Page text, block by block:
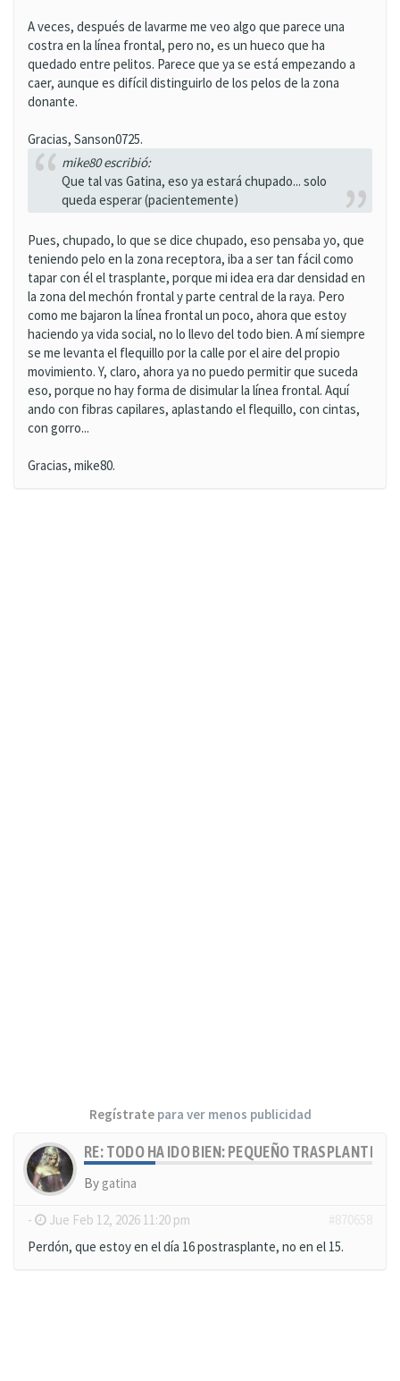
A veces, después de lavarme me veo algo que parece una
costra en la línea frontal, pero no, es un hueco que ha
quedado entre pelitos. Parece que ya se está empezando a
caer, aunque es difícil distinguirlo de los pelos de la zona
donante.
Gracias, Sanson0725.
mike80 escribió:
Que tal vas Gatina, eso ya estará chupado... solo
queda esperar (pacientemente)
Pues, chupado, lo que se dice chupado, eso pensaba yo, que
teniendo pelo en la zona receptora, iba a ser tan fácil como
tapar con él el trasplante, porque mi idea era dar densidad en
la zona del mechón frontal y parte central de la raya. Pero
como me bajaron la línea frontal un poco, ahora que estoy
haciendo ya vida social, no lo llevo del todo bien. A mí siempre
se me levanta el flequillo por la calle por el aire del propio
movimiento. Y, claro, ahora ya no puedo permitir que suceda
eso, porque no hay forma de disimular la línea frontal. Aquí
ando con fibras capilares, aplastando el flequillo, con cintas,
con gorro...
Gracias, mike80.
Regístratepara ver menos publicidad
RE: TODO HA IDO BIEN: PEQUEÑO TRASPLANTE,
By gatina
- Jue Feb 12, 2026 11:20 pm
Perdón, que estoy en el día 16 postrasplante, no en el 15.